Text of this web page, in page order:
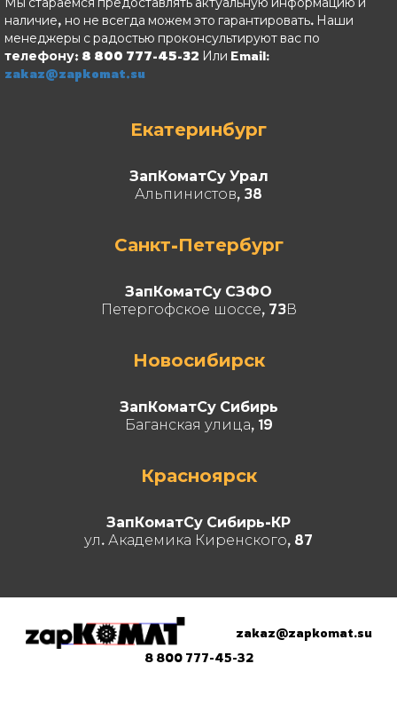
наличие, но не всегда можем это гарантировать. Наши
менеджеры с радостью проконсультируют вас по
телефону: 8 800 777-45-32 Или Email:
zakaz@zapkomat.su
Екатеринбург
ЗапКоматСу Урал
Альпинистов, 38
Санкт-Петербург
ЗапКоматСу СЗФО
Петергофское шоссе, 73В
Новосибирск
ЗапКоматСу Сибирь
Баганская улица, 19
Красноярск
ЗапКоматСу Сибирь-КР
ул. Академика Киренского, 87
zakaz@zapkomat.su
8 800 777-45-32